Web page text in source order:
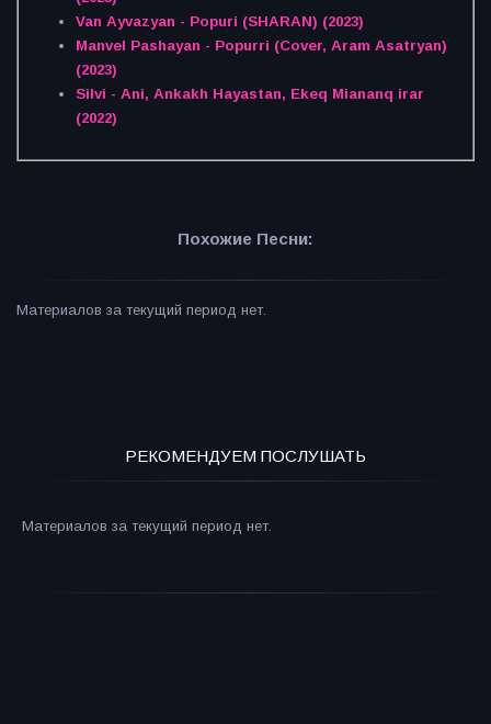
Van Ayvazyan - Popuri (SHARAN) (2023)
Manvel Pashayan - Popurri (Cover, Aram Asatryan)
(2023)
Silvi - Ani, Ankakh Hayastan, Ekeq Miananq irar
(2022)
Похожие Песни:
Материалов за текущий период нет.
РЕКОМЕНДУЕМ ПОСЛУШАТЬ
Материалов за текущий период нет.